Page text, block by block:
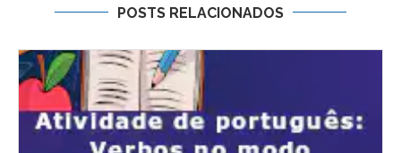
POSTS RELACIONADOS